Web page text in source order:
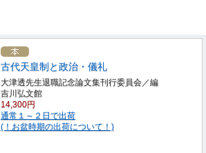
古代天皇制と政治・儀礼
大津透先生退職記念論文集刊行委員会／編
吉川弘文館
14,300円
通常１～２日で出荷
(！お盆時期の出荷について！)